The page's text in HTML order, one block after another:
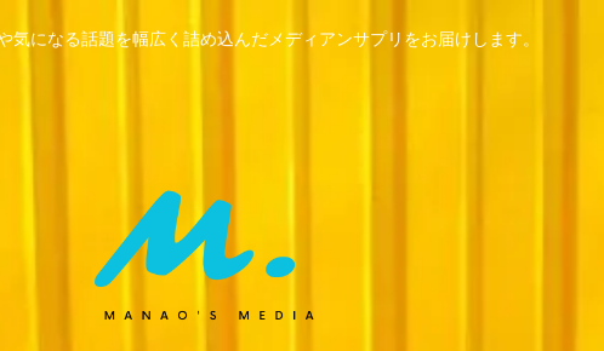
気になる話題を幅広く詰め込んだメディアンサプリをお届けします。